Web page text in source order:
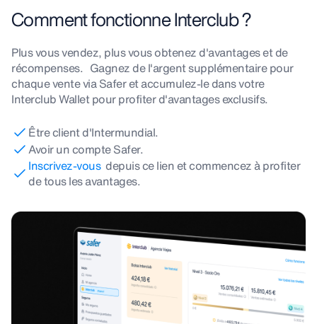
Comment fonctionne Interclub ?
Plus vous vendez, plus vous obtenez d'avantages et de
récompenses. Gagnez de l'argent supplémentaire pour
chaque vente via Safer et accumulez-le dans votre
Interclub Wallet pour profiter d'avantages exclusifs.
Être client d'Intermundial.
Avoir un compte Safer.
Inscrivez-vous depuis ce lien et commencez à profiter
de tous les avantages.